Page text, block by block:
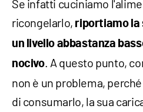
Se infatti cuciniamo
ricongelarlo, riportiamo la
un livello abbastanza
nocivo. A questo punto,
non è un problema,
di consumarlo, la sua